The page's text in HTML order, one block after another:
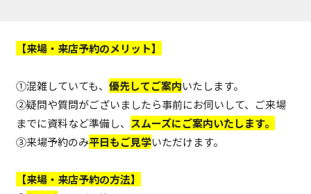
【来場・来店予約のメリット】
①混雑していても、 優先してご案内いたします。
②疑問や質問がございましたら事前にお伺いして、ご来場
までに資料など準備し、 スムーズにご案内いたします。
③来場予約のみ平日もご見学いただけます。
【来場・来店予約の方法】